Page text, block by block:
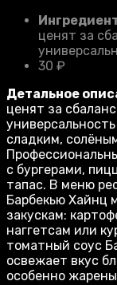
ценят за
30 ₽
Детальное
ценят за
сладким,
с бургерами,
тапас. В меню
Барбекью Хайнц
закускам:
наггетсам или
томатный соус
освежает вкус
особенно